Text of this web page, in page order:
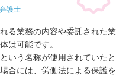
護士
る業務の内容や委託された業
は可能です。
いう名称が使用されていたと
合には、労働法による保護を